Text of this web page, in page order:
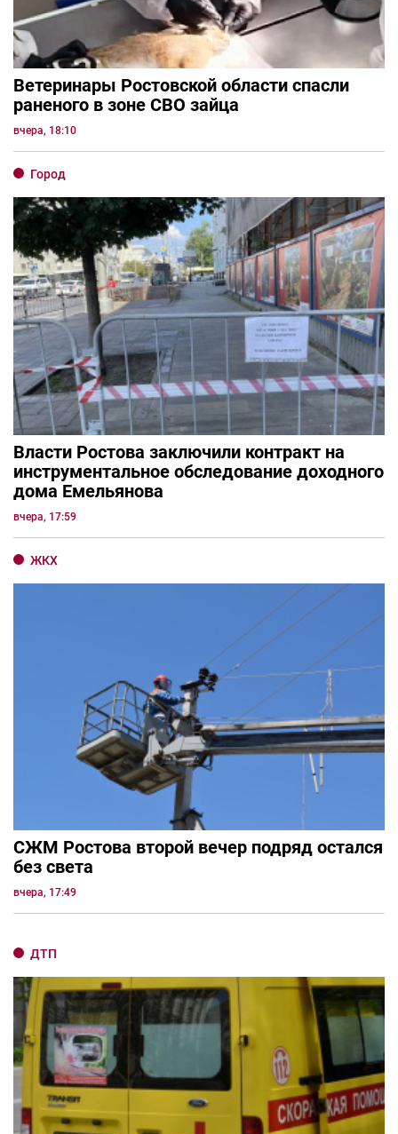
Ветеринары Ростовской области спасли
раненого в зоне СВО зайца
вчера, 18:10
Город
Власти Ростова заключили контракт на
инструментальное обследование доходного
дома Емельянова
вчера, 17:59
ЖКХ
СЖМ Ростова второй вечер подряд остался
без света
вчера, 17:49
ДТП